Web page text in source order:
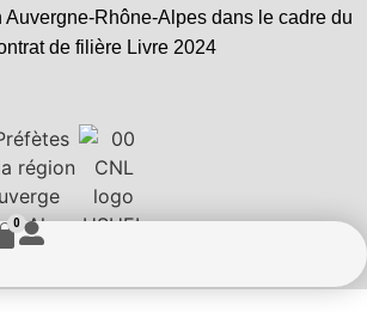
Rhône-Alpes dans le cadre du
de filière Livre 2024
0